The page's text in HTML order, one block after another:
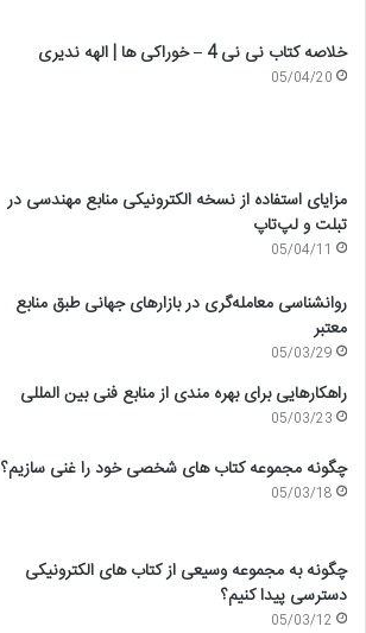
خلاصه کتاب نی نی 4 – خوراکی ها | الهه ندیری
05/04/20
مزایای استفاده از نسخه الکترونیکی منابع مهندسی در
تبلت و لپ‌تاپ
05/04/11
روانشناسی معامله‌گری در بازارهای جهانی طبق منابع
معتبر
05/03/29
راهکارهایی برای بهره مندی از منابع فنی بین المللی
05/03/23
چگونه مجموعه کتاب های شخصی خود را غنی سازیم؟
05/03/18
چگونه به مجموعه وسیعی از کتاب های الکترونیکی
دسترسی پیدا کنیم؟
05/03/12